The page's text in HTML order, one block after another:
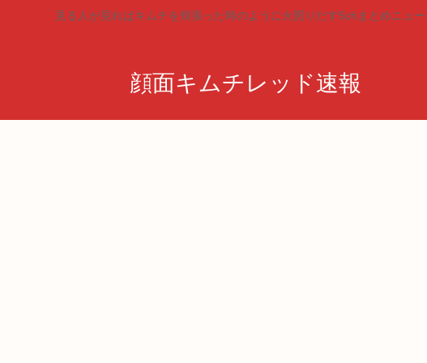
見る人が見ればキムチを頬張った時のように火照りだす5chまとめニュ
顔面キムチレッド速報